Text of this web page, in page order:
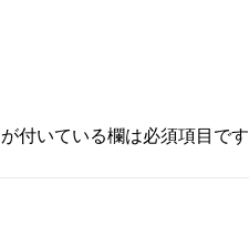
が付いている欄は必須項目です